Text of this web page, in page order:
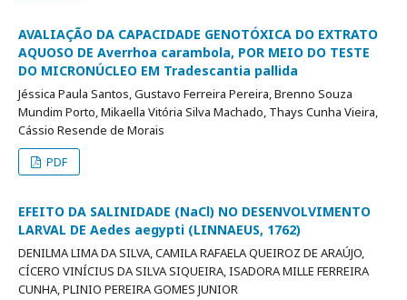
AVALIAÇÃO DA CAPACIDADE GENOTÓXICA DO EXTRATO
AQUOSO DE Averrhoa carambola, POR MEIO DO TESTE
DO MICRONÚCLEO EM Tradescantia pallida
Jéssica Paula Santos, Gustavo Ferreira Pereira, Brenno Souza
Mundim Porto, Mikaella Vitória Silva Machado, Thays Cunha Vieira,
Cássio Resende de Morais
PDF
EFEITO DA SALINIDADE (NaCl) NO DESENVOLVIMENTO
LARVAL DE Aedes aegypti (LINNAEUS, 1762)
DENILMA LIMA DA SILVA, CAMILA RAFAELA QUEIROZ DE ARAÚJO,
CÍCERO VINÍCIUS DA SILVA SIQUEIRA, ISADORA MILLE FERREIRA
CUNHA, PLINIO PEREIRA GOMES JUNIOR